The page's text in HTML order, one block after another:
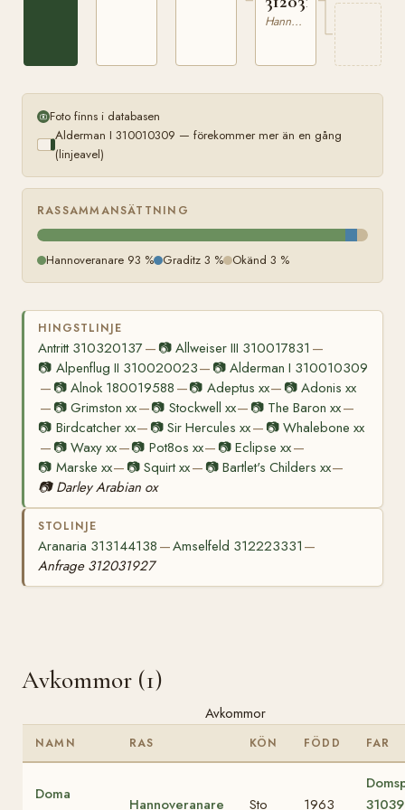
Hannoveranare
Foto finns i databasen
Alderman I 310010309 — förekommer mer än en gång
(linjeavel)
RASSAMMANSÄTTNING
Hannoveranare 93 % Graditz 3 % Okänd 3 %
HINGSTLINJE
Antritt 310320137 — 📷Allweiser III 310017831 —
📷 Alpenflug II 310020023— 📷Alderman I 310010309
— 📷Alnok 180019588 —📷 Adeptus xx— 📷Adonis xx
— 📷Grimston xx—📷 Stockwell xx— 📷 The Baron xx—
📷 Birdcatcher xx— 📷Sir Hercules xx— 📷 Whalebone xx
— 📷Waxy xx—📷 Pot8os xx— 📷Eclipse xx—
📷 Marske xx— 📷Squirt xx— 📷 Bartlet's Childers xx—
📷 Darley Arabian ox
STOLINJE
Aranaria 313144138 —Amselfeld 312223331 —
Anfrage 312031927
Avkommor (1)
Avkommor
NAMN RAS KÖN FÖDD FAR
Doma
Hannoveranare Sto 1963